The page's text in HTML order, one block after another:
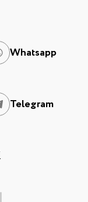
Whatsapp
Telegram